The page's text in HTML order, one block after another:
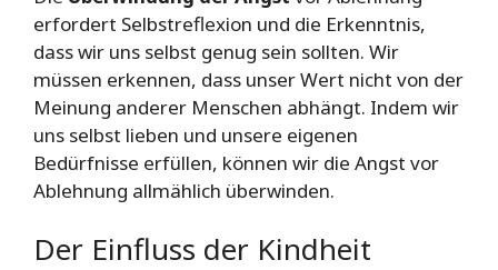
erfordert Selbstreflexion und die Erkenntnis,
dass wir uns selbst genug sein sollten. Wir
müssen erkennen, dass unser Wert nicht von der
Meinung anderer Menschen abhängt. Indem wir
uns selbst lieben und unsere eigenen
Bedürfnisse erfüllen, können wir die Angst vor
Ablehnung allmählich überwinden.
Der Einfluss der Kindheit